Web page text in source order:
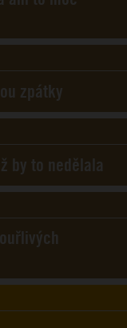
zpátky
by to nedělala